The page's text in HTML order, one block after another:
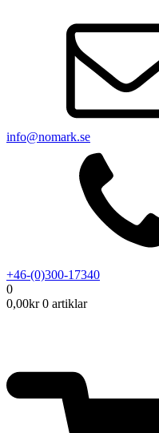
info@nomark.se
+46-(0)300-17340
0
0,00kr 0 artiklar